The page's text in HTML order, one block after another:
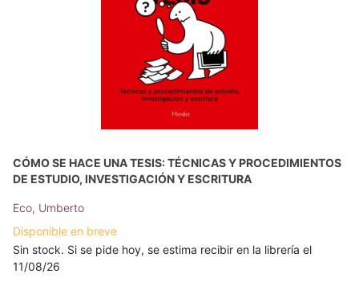
CÓMO SE HACE UNA TESIS: TÉCNICAS Y PROCEDIMIENTOS
DE ESTUDIO, INVESTIGACIÓN Y ESCRITURA
Eco, Umberto
Disponible en breve
Sin stock. Si se pide hoy, se estima recibir en la librería el
11/08/26